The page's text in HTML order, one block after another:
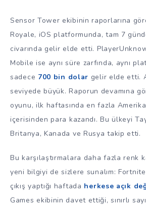
Sensor Tower ekibinin raporlarına
Royale, iOS platformunda, tam 7
civarında gelir elde etti.
Mobile ise aynı süre zarfında, aynı
sadece 700 bin dolar gelir elde etti.
seviyede büyük. Raporun devamına
oyunu, ilk haftasında en fazla
içerisinden para kazandı. Bu ülkeyi
Britanya, Kanada ve Rusya takip etti.
Bu karşılaştırmalara daha fazla renk
yeni bilgiyi de sizlere sunalım:
çıkış yaptığı haftada herkese açık
Games ekibinin davet ettiği, sınırlı